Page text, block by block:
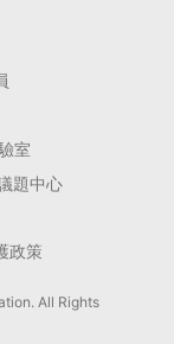
室
題中心
政策
All Rights